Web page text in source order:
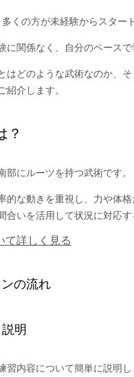
くの方が未経験からスター
に関係なく、自分のペースで
はどのような武術なのか、
紹介します。
？
部にルーツを持つ武術です。
的な動きを重視し、力や体格
合いを活用して状況に対応す
て詳しく見る
の流れ
明
習内容について簡単に説明し